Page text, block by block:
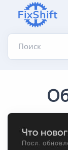
Поиск